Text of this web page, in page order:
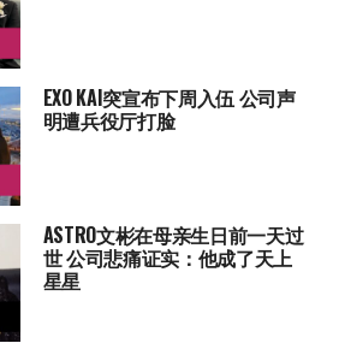
EXO KAI突宣布下周入伍 公司声
明遭兵役厅打脸
ASTRO文彬在母亲生日前一天过
世 公司悲痛证实：他成了天上
星星